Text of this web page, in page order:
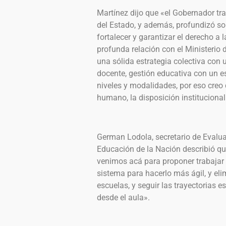
Martínez dijo que «el Gobernador
del Estado, y además, profundizó
fortalecer y garantizar el derecho a
profunda relación con el Ministerio
una sólida estrategia colectiva con
docente, gestión educativa con un
niveles y modalidades, por eso
humano, la disposición
German Lodola, secretario de
Educación de la Nación describió
venimos acá para proponer
sistema para hacerlo más ágil, y
escuelas, y seguir las trayectorias
desde el aula».